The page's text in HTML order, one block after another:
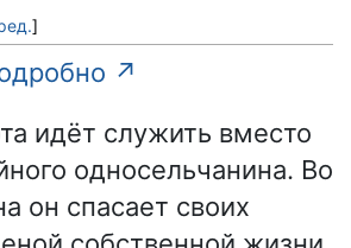
]
↗
идёт служить вместо
односельчанина. Во
он спасает своих